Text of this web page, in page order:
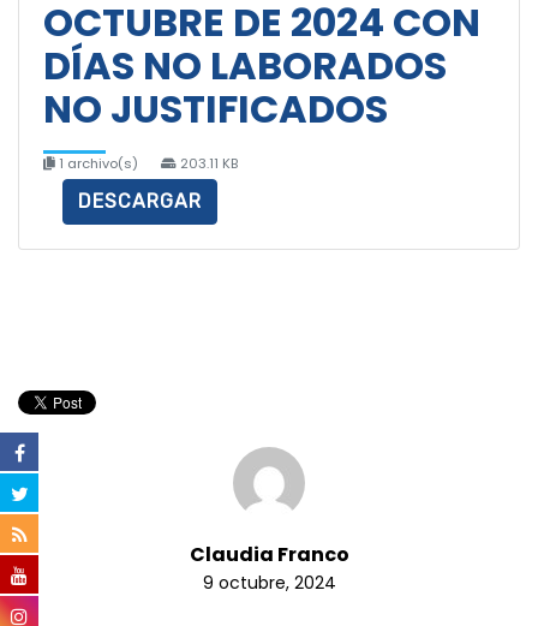
OCTUBRE DE 2024 CON
DÍAS NO LABORADOS
NO JUSTIFICADOS
1 archivo(s) 203.11 KB
DESCARGAR
Claudia Franco
9 octubre, 2024